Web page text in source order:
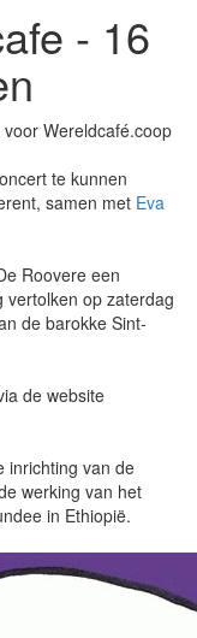
- 16
Wereldcafé.coop
te kunnen
samen met Eva
Roovere een
op zaterdag
de barokke Sint-
de website
inrichting van de
werking van het
in Ethiopië.